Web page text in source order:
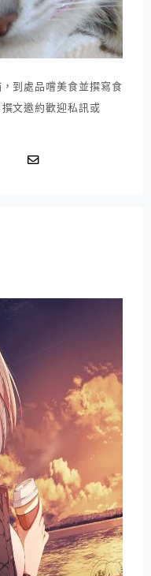
到處品嚐美食並撰寫食
文邀約歡迎私訊或